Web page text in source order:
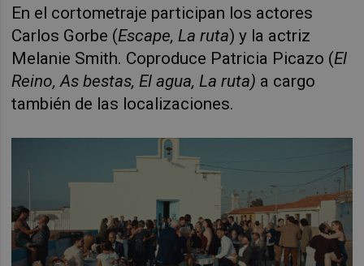
En el cortometraje participan los actores
Carlos Gorbe (Escape, La ruta) y la actriz
Melanie Smith. Coproduce Patricia Picazo (El
Reino, As bestas, El agua, La ruta) a cargo
también de las localizaciones.